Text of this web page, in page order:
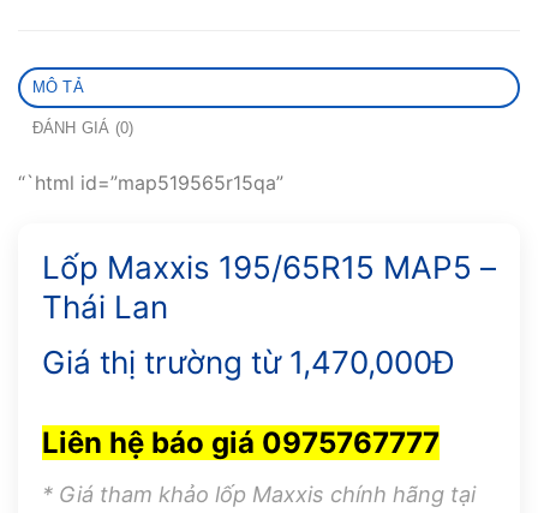
MÔ TẢ
ĐÁNH GIÁ (0)
“`html id=”map519565r15qa”
Lốp Maxxis 195/65R15 MAP5 –
Thái Lan
Giá thị trường từ 1,470,000Đ
Liên hệ báo giá 0975767777
* Giá tham khảo lốp Maxxis chính hãng tại